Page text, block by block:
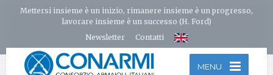
Mettersi insieme è un inizio, rimanere insieme è un progresso,
lavorare insieme è un successo (H. Ford)
Newsletter
Contatti
MENU